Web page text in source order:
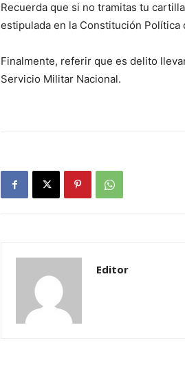
Recuerda que si no tramitas tu
estipulada en la Constitución Política
Finalmente, referir que es delito
Servicio Militar Nacional.
Editor